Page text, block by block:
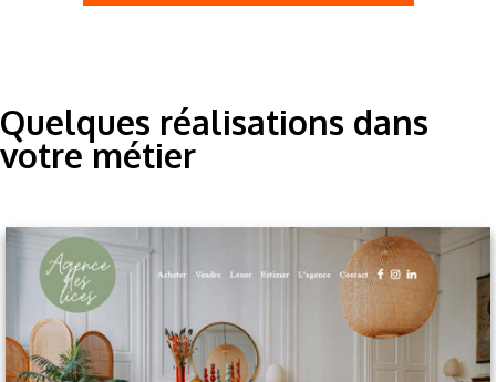
Quelques réalisations dans
votre métier